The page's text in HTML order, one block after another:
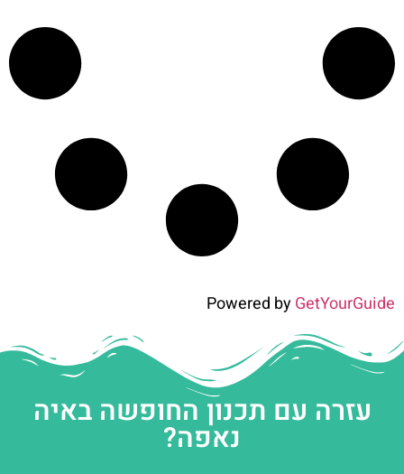
Powered byGetYourGuide
עזרה עם תכנון החופשה באיה
נאפה?